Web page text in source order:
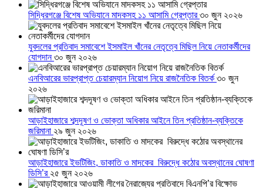
সিদ্ধিরগঞ্জে বিশেষ অভিযানে মাদকসহ ১১ আসামি গ্রেপ্তার৩০ জুন ২০২৬
যুবদলের প্রতিবাদ সমাবেশে ইসমাইল খাঁনের নেতৃত্বে মিছিল নিয়ে নেতাকর্মীদের
যোগদান৩০ জুন ২০২৬
এনবিআরের ভারপ্রাপ্ত চেয়ারম্যান নিয়োগ নিয়ে রাজনৈতিক বিতর্ক ৩০ জুন
২০২৬
আড়াইহাজারে শব্দদূষণ ও ভোক্তা অধিকার আইনে তিন প্রতিষ্ঠান-ব্যক্তিকে
জরিমানা ২৯ জুন ২০২৬
আড়াইহাজারে ইভটিজিং, ডাকাতি ও মাদকের বিরুদ্ধে কঠোর অবস্থানের ঘোষণা
ডিসি’র ২৫ জুন ২০২৬